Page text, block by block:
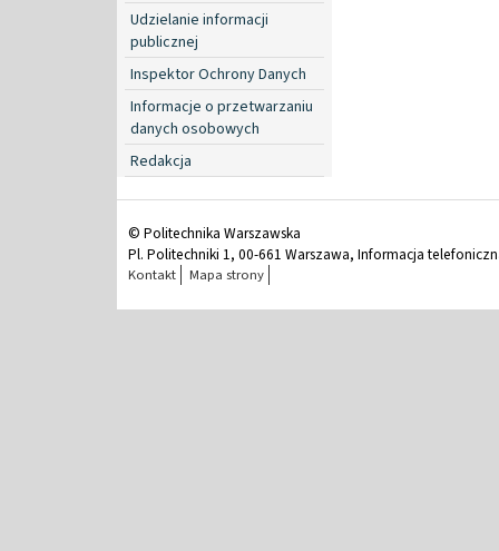
Udzielanie informacji
publicznej
Inspektor Ochrony Danych
Informacje o przetwarzaniu
danych osobowych
Redakcja
© Politechnika Warszawska
Pl. Politechniki 1, 00-661 Warszawa, Informacja
Kontakt Mapa strony